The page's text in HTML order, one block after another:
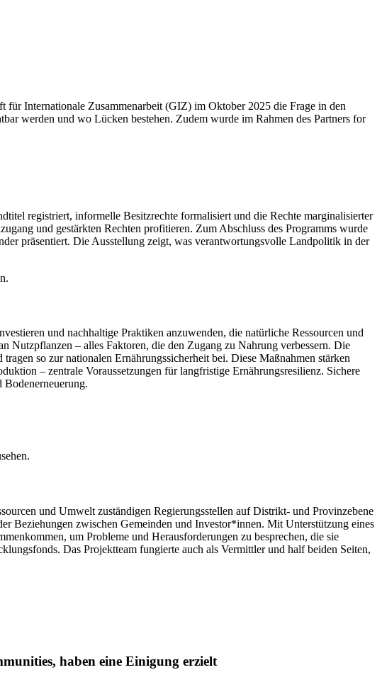
Internationale Zusammenarbeit (GIZ) im Oktober 2025 die Frage in den
werden und wo Lücken bestehen. Zudem wurde im Rahmen des Partners for
registriert, informelle Besitzrechte formalisiert und die Rechte marginalisierter
und gestärkten Rechten profitieren. Zum Abschluss des Programms wurde
präsentiert. Die Ausstellung zeigt, was verantwortungsvolle Landpolitik in der
und nachhaltige Praktiken anzuwenden, die natürliche Ressourcen und
Nutzpflanzen – alles Faktoren, die den Zugang zu Nahrung verbessern. Die
so zur nationalen Ernährungssicherheit bei. Diese Maßnahmen stärken
– zentrale Voraussetzungen für langfristige Ernährungsresilienz. Sichere
Bodenerneuerung.
und Umwelt zuständigen Regierungsstellen auf Distrikt- und Provinzebene
Beziehungen zwischen Gemeinden und Investor*innen. Mit Unterstützung eines
um Probleme und Herausforderungen zu besprechen, die sie
Das Projektteam fungierte auch als Vermittler und half beiden Seiten,
haben eine Einigung erzielt